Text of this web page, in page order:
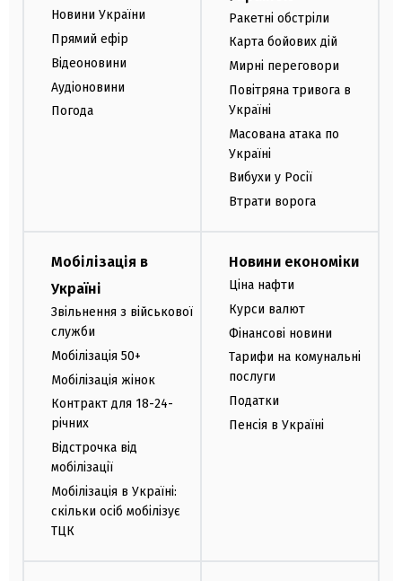
Новини України
Прямий ефір
Відеоновини
Аудіоновини
Погода
Ракетні обстріли
Карта бойових дій
Мирні переговори
Повітряна тривога в
Україні
Масована атака по
Україні
Вибухи у Росії
Втрати ворога
Мобілізація в
Україні
Звільнення з військової
служби
Мобілізація 50+
Мобілізація жінок
Контракт для 18-24-
річних
Відстрочка від
мобілізації
Мобілізація в Україні:
скільки осіб мобілізує
ТЦК
Новини економіки
Ціна нафти
Курси валют
Фінансові новини
Тарифи на комунальні
послуги
Податки
Пенсія в Україні